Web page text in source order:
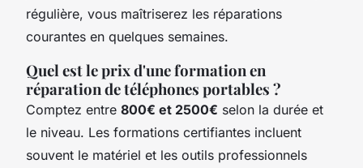
régulière, vous maîtriserez les réparations
courantes en quelques semaines.
Quel est le prix d'une formation en
réparation de téléphones portables ?
Comptez entre 800€ et 2500€ selon la durée et
le niveau. Les formations certifiantes incluent
souvent le matériel et les outils professionnels